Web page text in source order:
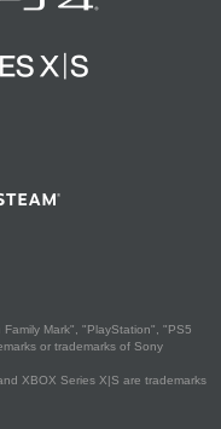
Mark", "PlayStation", "PS5
or trademarks of Sony
XBOX Series X|S are trademarks